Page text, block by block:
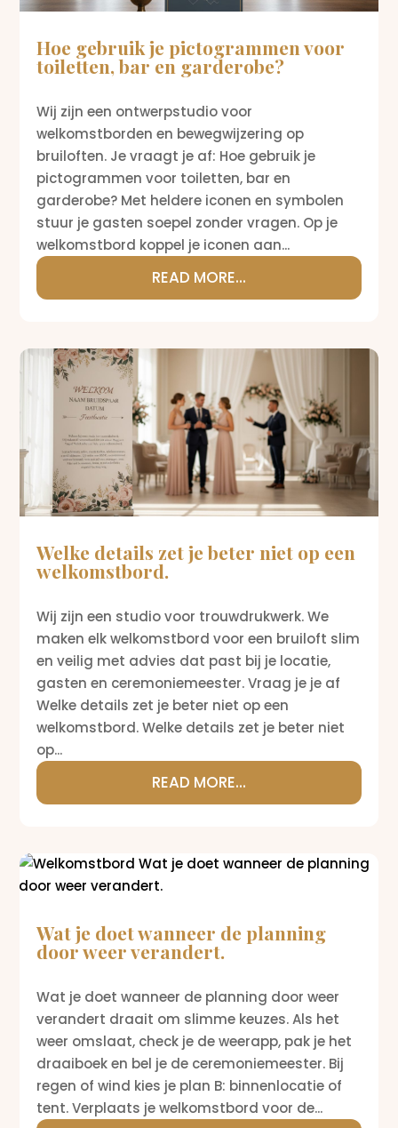
Hoe gebruik je pictogrammen voor
toiletten, bar en garderobe?
Wij zijn een ontwerpstudio voor
welkomstborden en bewegwijzering op
bruiloften. Je vraagt je af: Hoe gebruik je
pictogrammen voor toiletten, bar en
garderobe? Met heldere iconen en symbolen
stuur je gasten soepel zonder vragen. Op je
welkomstbord koppel je iconen aan...
READ MORE...
Welke details zet je beter niet op een
welkomstbord.
Wij zijn een studio voor trouwdrukwerk. We
maken elk welkomstbord voor een bruiloft slim
en veilig met advies dat past bij je locatie,
gasten en ceremoniemeester. Vraag je je af
Welke details zet je beter niet op een
welkomstbord. Welke details zet je beter niet
op...
READ MORE...
Wat je doet wanneer de planning
door weer verandert.
Wat je doet wanneer de planning door weer
verandert draait om slimme keuzes. Als het
weer omslaat, check je de weerapp, pak je het
draaiboek en bel je de ceremoniemeester. Bij
regen of wind kies je plan B: binnenlocatie of
tent. Verplaats je welkomstbord voor de...